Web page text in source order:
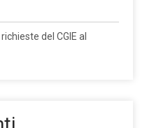
del CGIE al